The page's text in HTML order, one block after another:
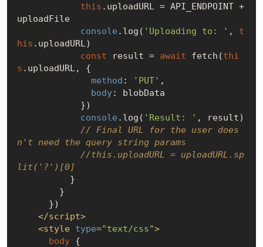
this .uploadURL = API_ENDPOINT +
uploadFile
console .log( 'Uploading to: ' , t
his .uploadURL)
const result = await fetch(thi
s .uploadURL, {
method : 'PUT' ,
body: blobData
console .log( 'Result: ' , result)
// Final URL for the user does
n't need the query string params
//this.uploadURL = uploadURL.sp
lit('?')[0]
</script>
<style type="text/css">
body {